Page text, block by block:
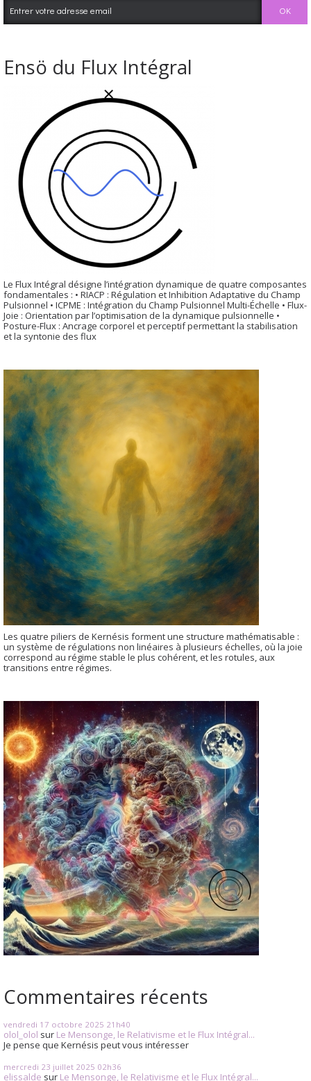
Ensö du Flux Intégral
Le Flux Intégral désigne l’intégration dynamique de quatre composantes
fondamentales : • RIACP : Régulation et Inhibition Adaptative du Champ
Pulsionnel • ICPME : Intégration du Champ Pulsionnel Multi-Échelle • Flux-
Joie : Orientation par l’optimisation de la dynamique pulsionnelle •
Posture-Flux : Ancrage corporel et perceptif permettant la stabilisation
et la syntonie des flux
Les quatre piliers de Kernésis forment une structure mathématisable :
un système de régulations non linéaires à plusieurs échelles, où la joie
correspond au régime stable le plus cohérent, et les rotules, aux
transitions entre régimes.
Commentaires récents
vendredi 17 octobre 2025 21h40
olol_olol sur Le Mensonge, le Relativisme et le Flux Intégral...
Je pense que Kernésis peut vous intéresser
mercredi 23 juillet 2025 02h36
elissalde sur Le Mensonge, le Relativisme et le Flux Intégral...